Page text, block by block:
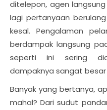
ditelepon, agen
lagi pertanyaan
kesal. Pengalaman
berdampak langsung
seperti ini sering
dampaknya sangat
Banyak yang bertanya,
mahal? Dari sudut